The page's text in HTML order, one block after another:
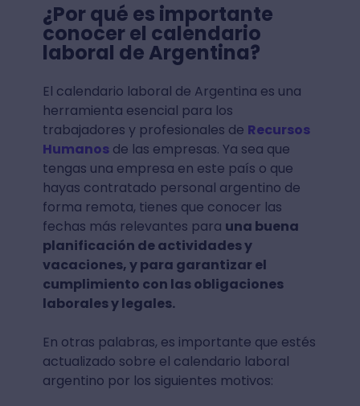
¿Por qué es importante
conocer el calendario
laboral de Argentina?
El calendario laboral de Argentina es una
herramienta esencial para los
trabajadores y profesionales de Recursos
Humanosde las empresas. Ya sea que
tengas una empresa en este país o que
hayas contratado personal argentino de
forma remota, tienes que conocer las
fechas más relevantes para una buena
planificación de actividades y
vacaciones, y para garantizar el
cumplimiento con las obligaciones
laborales y legales.
En otras palabras, es importante que estés
actualizado sobre el calendario laboral
argentino por los siguientes motivos: